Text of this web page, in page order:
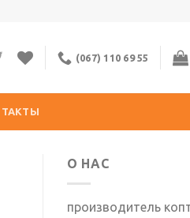
(067) 110 69 55
О НАС
производитель